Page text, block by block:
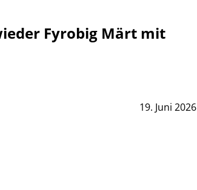
19. Juni 2026
Fyrobig Märt mit